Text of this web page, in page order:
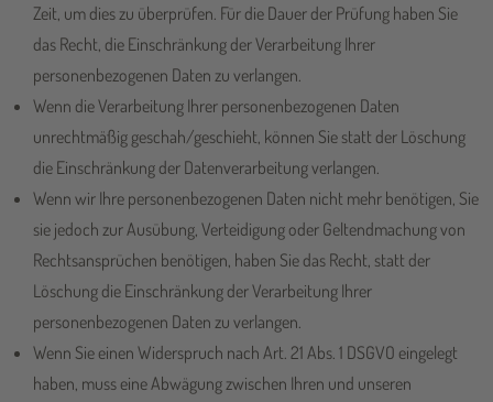
Zeit, um dies zu überprüfen. Für die Dauer der Prüfung haben Sie
das Recht, die Einschränkung der Verarbeitung Ihrer
personenbezogenen Daten zu verlangen.
Wenn die Verarbeitung Ihrer personenbezogenen Daten
unrechtmäßig geschah/geschieht, können Sie statt der Löschung
die Einschränkung der Datenverarbeitung verlangen.
Wenn wir Ihre personenbezogenen Daten nicht mehr benötigen, Sie
sie jedoch zur Ausübung, Verteidigung oder Geltendmachung von
Rechtsansprüchen benötigen, haben Sie das Recht, statt der
Löschung die Einschränkung der Verarbeitung Ihrer
personenbezogenen Daten zu verlangen.
Wenn Sie einen Widerspruch nach Art. 21 Abs. 1 DSGVO eingelegt
haben, muss eine Abwägung zwischen Ihren und unseren